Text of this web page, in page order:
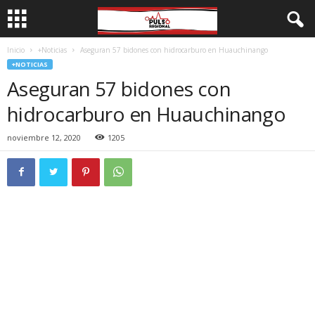
Inicio +Noticias Aseguran 57 bidones con hidrocarburo en Huauchinango
+NOTICIAS
Aseguran 57 bidones con
hidrocarburo en Huauchinango
noviembre 12, 2020 1205